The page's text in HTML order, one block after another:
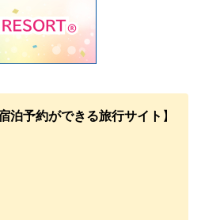
泊予約ができる旅行サイト 】